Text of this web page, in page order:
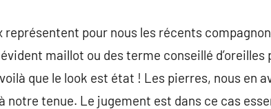
représentent pour nous les récents
maillot ou des terme conseillé
que le look est état ! Les pierres, nous en
tenue. Le jugement est dans ce cas